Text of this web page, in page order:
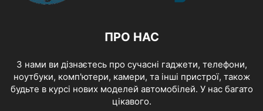
ПРО НАС
З нами ви дізнаєтесь про сучасні гаджети, телефони,
ноутбуки, комп'ютери, камери, та інші пристрої, також
будьте в курсі нових моделей автомобілей. У нас багато
цікавого.